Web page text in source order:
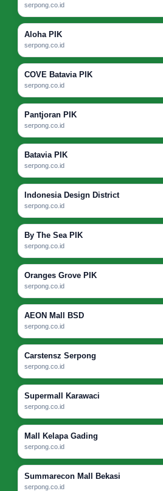
serpong.co.id
Aloha PIK
serpong.co.id
COVE Batavia PIK
serpong.co.id
Pantjoran PIK
serpong.co.id
Batavia PIK
serpong.co.id
Indonesia Design District
serpong.co.id
By The Sea PIK
serpong.co.id
Oranges Grove PIK
serpong.co.id
AEON Mall BSD
serpong.co.id
Carstensz Serpong
serpong.co.id
Supermall Karawaci
serpong.co.id
Mall Kelapa Gading
serpong.co.id
Summarecon Mall Bekasi
serpong.co.id